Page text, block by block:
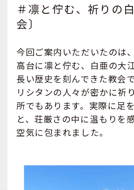
＃凛と佇む、祈りの
会〕
今回ご案内いただいたのは
高台に凛と佇む、白亜の大
長い歴史を刻んできた教会
リシタンの人々が密かに祈
所でもあります。実際に足
と、荘厳さの中に温もりを
空気に包まれました。